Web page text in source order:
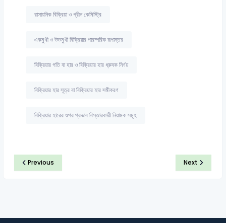
রাসায়নিক বিক্রিয়া ও গ্রীন কেমিস্ট্রি
একমুখী ও উভমুখী বিক্রিয়ার পারষ্পরিক রূপান্তর
বিক্রিয়ার গতি বা হার ও বিক্রিয়ার হার ধ্রুবক নির্ণয়
বিক্রিয়ার হার সূত্র বা বিক্রিয়ার হার সমীকরণ
বিক্রিয়ার হারের ওপর প্রভাব বিস্তারকারী নিয়ামক সমূহ
Previous Next